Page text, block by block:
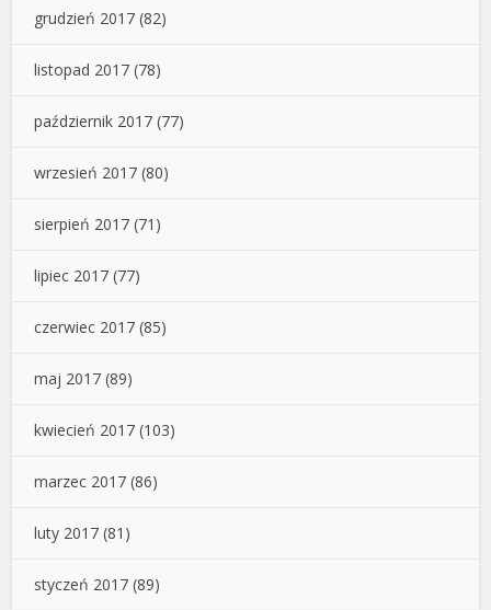
grudzień 2017 (82)
listopad 2017 (78)
październik 2017 (77)
wrzesień 2017 (80)
sierpień 2017 (71)
lipiec 2017 (77)
czerwiec 2017 (85)
maj 2017 (89)
kwiecień 2017 (103)
marzec 2017 (86)
luty 2017 (81)
styczeń 2017 (89)